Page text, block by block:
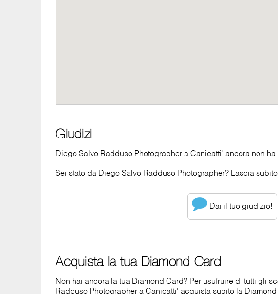
Giudizi
Diego Salvo Radduso Photographer a Canicatti' ancora non ha
Sei stato da Diego Salvo Radduso Photographer? Lascia
Dai il tuo giudizio!
Acquista la tua Diamond Card
Non hai ancora la tua Diamond Card? Per usufruire di tutti gli
Radduso Photographer a Canicatti' acquista subito la